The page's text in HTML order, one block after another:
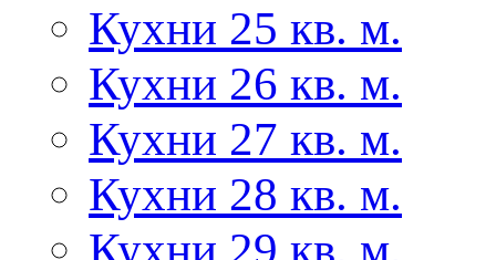
Кухни 25 кв. м.
Кухни 26 кв. м.
Кухни 27 кв. м.
Кухни 28 кв. м.
Кухни 29 кв. м.